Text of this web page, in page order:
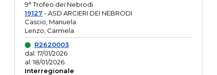
9° Trofeo dei Nebrodi
19127 - ASD ARCIERI DEI NEBRODI
Cascio, Manuela
Lenzo, Carmela
R2620003
dal: 17/01/2026
al: 18/01/2026
Interregionale